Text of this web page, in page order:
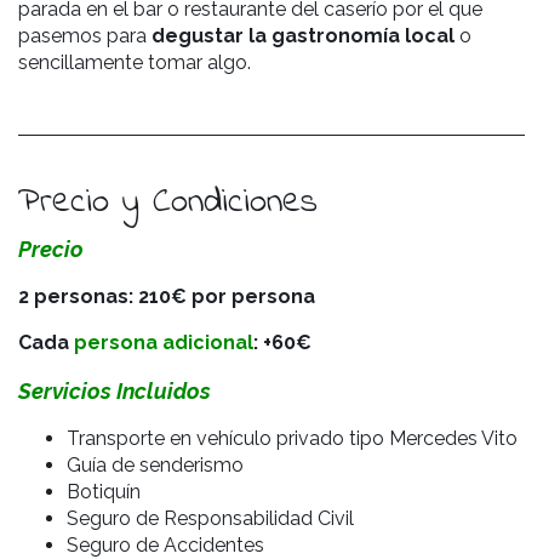
parada en el bar o restaurante del caserío por el que
pasemos para degustar la gastronomía local o
sencillamente tomar algo.
Precio y Condiciones
Precio
2 personas: 210€ por persona
Cada persona adicional: +60€
Servicios Incluidos
Transporte en vehículo privado tipo Mercedes Vito
Guía de senderismo
Botiquín
Seguro de Responsabilidad Civil
Seguro de Accidentes